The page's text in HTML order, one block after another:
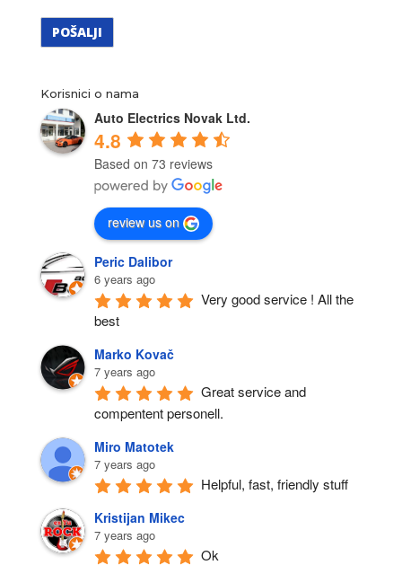
Korisnici o nama
Auto Electrics Novak Ltd.
4.8
Based on 73 reviews
review us on
Peric Dalibor
6 years ago
Very good service ! All the
best
Marko Kovač
7 years ago
Great service and
compentent personell.
Miro Matotek
7 years ago
Helpful, fast, friendly stuff
Kristijan Mikec
7 years ago
Ok